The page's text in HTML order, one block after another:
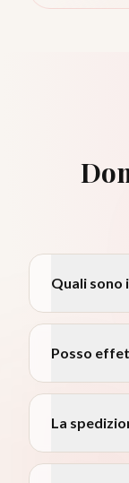
Quali sono
Posso
La